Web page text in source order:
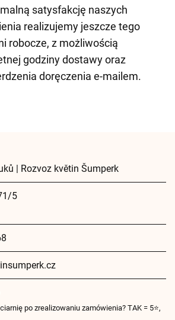
satysfakcję naszych
realizujemy jeszcze tego
robocze, z możliwością
godziny dostawy oraz
doręczenia e-mailem.
| Rozvoz květin Šumperk
5
po zrealizowaniu zamówienia? TAK = 5⭐,